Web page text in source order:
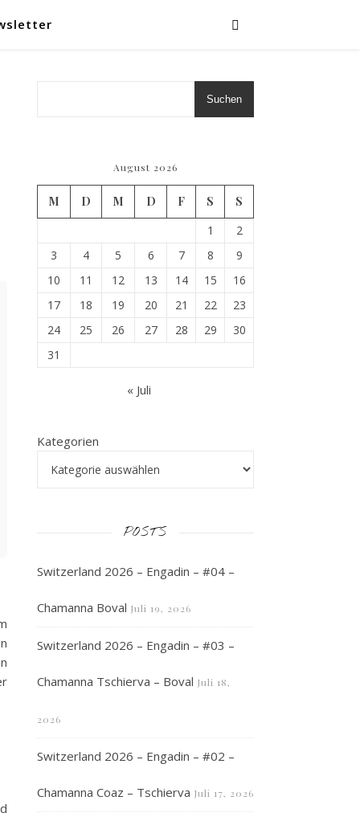
Suchen
August 2026
M D M D F S
S
1
2
3
4 5 6 7 8
9
10
11 12 13 14 15
16
17
18 19 20 21 22
23
24
25 26 27 28 29
30
31
« Juli
Kategorien
POSTS
Switzerland 2026 – Engadin – #04 –
Chamanna Boval Juli 19, 2026
Switzerland 2026 – Engadin – #03 –
Chamanna Tschierva – Boval Juli 18,
2026
Switzerland 2026 – Engadin – #02 –
Chamanna Coaz – Tschierva Juli 17, 2026